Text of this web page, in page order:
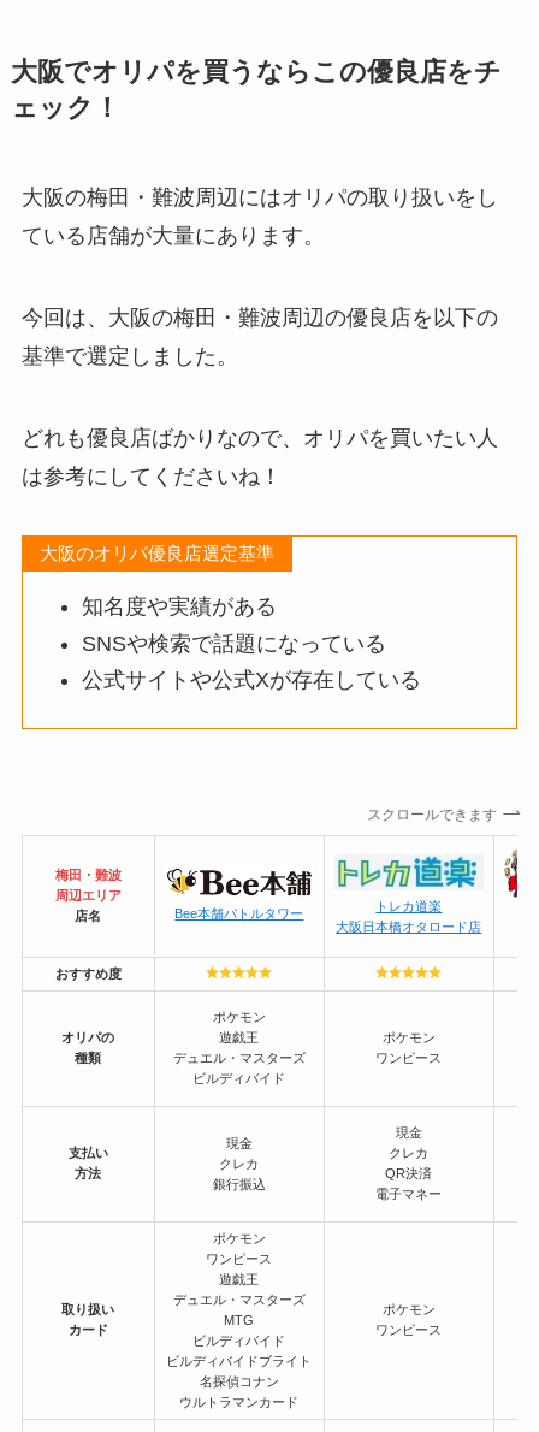
大阪でオリパを買うならこの優良店をチ
ェック！
大阪の梅田・難波周辺にはオリパの取り扱いをし
ている店舗が大量にあります。
今回は、大阪の梅田・難波周辺の優良店を以下の
基準で選定しました。
どれも優良店ばかりなので、オリパを買いたい人
は参考にしてくださいね！
大阪のオリパ優良店選定基準
知名度や実績がある
SNSや検索で話題になっている
公式サイトや公式Xが存在している
スクロールできます
梅田・難波
周辺エリア
店名
Bee本舗バトルタワー
トレカ道楽
大阪日本橋オタロード店
おすすめ度
オリパの
種類
ポケモン
遊戯王
デュエル・マスターズ
ビルディバイド
ポケモン
ワンピース
支払い
方法
現金
クレカ
銀行振込
現金
クレカ
QR決済
電子マネー
取り扱い
カード
ポケモン
ワンピース
遊戯王
デュエル・マスターズ
MTG
ビルディバイド
ビルディバイドブライト
名探偵コナン
ウルトラマンカード
ポケモン
ワンピース